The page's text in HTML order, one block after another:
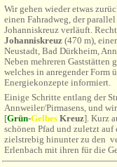
Wir gehen wieder etwas
einen Fahradweg, der
Johanniskreuz verläuft.
Johanniskreuz (470 m),
Neustadt, Bad Dürkheim,
Neben mehreren Gaststätten
welches in anregender Form
Energiekonzepte informiert.
Einige Schritte entlang der
Annweiler/Pirmasens, und
[Grün-Gelbes Kreuz]. Kurz
schönen Pfad und zuletzt auf
zielstrebig hinunter zu den
Erlenbach mit ihren für die